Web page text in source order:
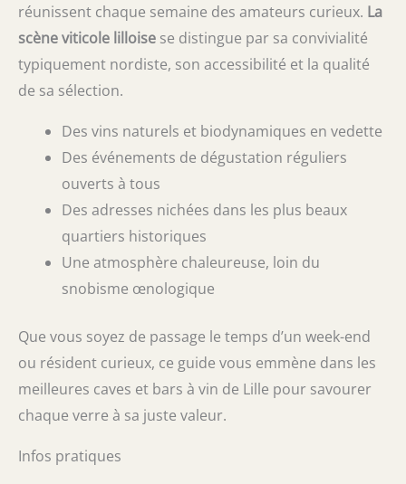
réunissent chaque semaine des amateurs curieux. La
scène viticole lilloise se distingue par sa convivialité
typiquement nordiste, son accessibilité et la qualité
de sa sélection.
Des vins naturels et biodynamiques en vedette
Des événements de dégustation réguliers
ouverts à tous
Des adresses nichées dans les plus beaux
quartiers historiques
Une atmosphère chaleureuse, loin du
snobisme œnologique
Que vous soyez de passage le temps d’un week-end
ou résident curieux, ce guide vous emmène dans les
meilleures caves et bars à vin de Lille pour savourer
chaque verre à sa juste valeur.
Infos pratiques